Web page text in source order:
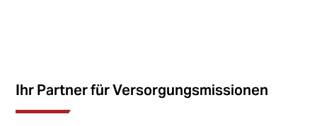
Ihr Partner für Versorgungsmissionen